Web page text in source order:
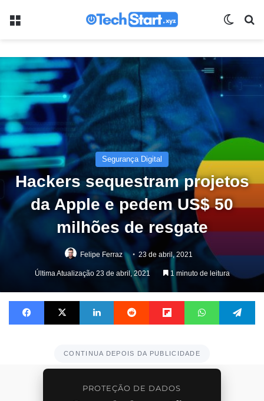
Menu
Segurança Digital
Hackers sequestram projetos
da Apple e pedem US$ 50
milhões de resgate
Felipe Ferraz 23 de abril, 2021
Última Atualização 23 de abril, 2021 1 minuto de leitura
Facebook X Linkedin Reddit Flipboard WhatsApp
CONTINUA DEPOIS DA PUBLICIDADE
PROTEÇÃO DE DADOS